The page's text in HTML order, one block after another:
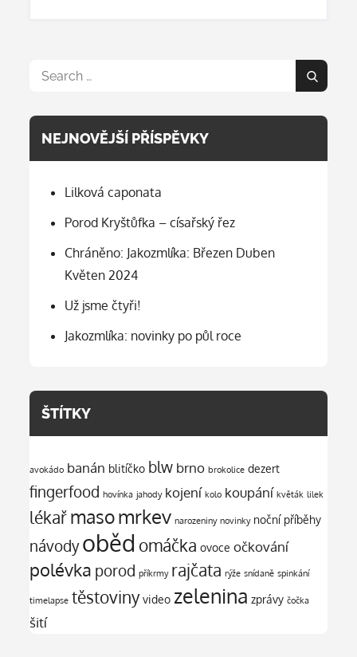
Search
Search
NEJNOVĚJŠÍ PŘÍSPĚVKY
Lilková caponata
Porod Kryštůfka – císařský řez
Chráněno: Jakozmlíka: Březen Duben
Květen 2024
Už jsme čtyři!
Jakozmlíka: novinky po půl roce
ŠTÍTKY
avokádo banán blitíčko blw brno brokolice dezert
fingerfood hovínka jahody kojení kolo koupání květák lilek
lékařmasomrkev narozeniny novinky noční příběhy
návodyoběd omáčka ovoce očkování
polévka porod příkrmy rajčata rýže snídaně spinkání
timelapse těstoviny video zelenina zprávy čočka
šití